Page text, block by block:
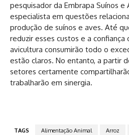
pesquisador da Embrapa Suínos e
especialista em questões
produção de suínos e aves. Até
reduzir esses custos e a confiança
avicultura consumirão todo o
estão claros. No entanto, a partir
setores certamente
trabalharão em sinergia.
TAGS Alimentação Animal Arroz